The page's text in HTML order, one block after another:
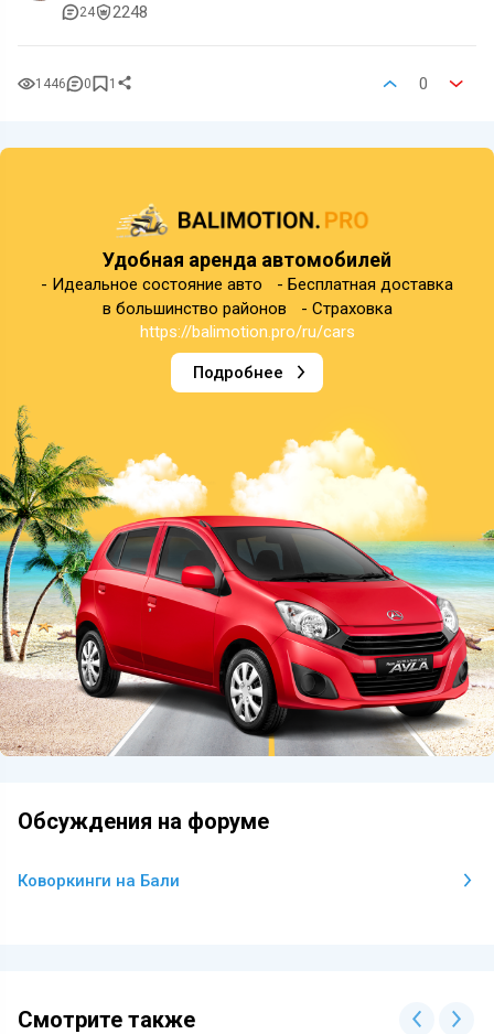
24 2248
1446 0 1 0
Удобная аренда автомобилей
- Идеальное состояние авто - Бесплатная доставка
в большинство районов - Страховка
https://balimotion.pro/ru/cars
Подробнее
Обсуждения на форуме
Коворкинги на Бали
Смотрите также